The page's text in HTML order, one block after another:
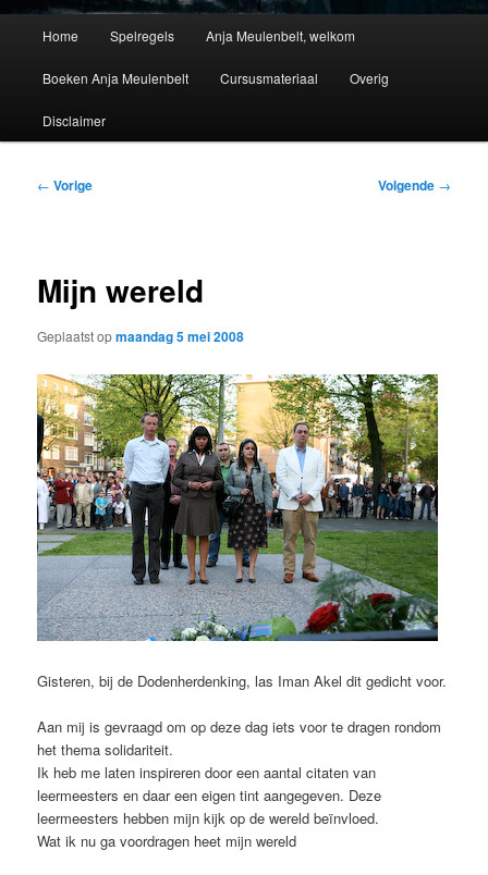
Home Spelregels Anja Meulenbelt, welkom
Boeken Anja Meulenbelt Cursusmateriaal Overig
Disclaimer
Bericht
← Vorige Volgende →
Mijn wereld
Geplaatst opmaandag 5 mei 2008
Gisteren, bij de Dodenherdenking, las Iman Akel dit gedicht voor.
Aan mij is gevraagd om op deze dag iets voor te dragen rondom
het thema solidariteit.
Ik heb me laten inspireren door een aantal citaten van
leermeesters en daar een eigen tint aangegeven. Deze
leermeesters hebben mijn kijk op de wereld beïnvloed.
Wat ik nu ga voordragen heet mijn wereld